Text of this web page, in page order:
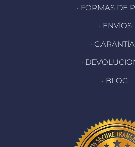
· FORMAS DE
· ENVÍOS
·
·
· BLOG